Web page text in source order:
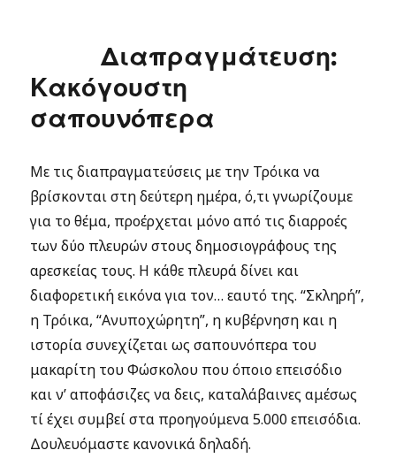
Διαπραγμάτευση:
Κακόγουστη
σαπουνόπερα
Με τις διαπραγματεύσεις με την Τρόικα να
βρίσκονται στη δεύτερη ημέρα, ό,τι γνωρίζουμε
για το θέμα, προέρχεται μόνο από τις διαρροές
των δύο πλευρών στους δημοσιογράφους της
αρεσκείας τους. Η κάθε πλευρά δίνει και
διαφορετική εικόνα για τον… εαυτό της. “Σκληρή”,
η Τρόικα, “Ανυποχώρητη”, η κυβέρνηση και η
ιστορία συνεχίζεται ως σαπουνόπερα του
μακαρίτη του Φώσκολου που όποιο επεισόδιο
και ν’ αποφάσιζες να δεις, καταλάβαινες αμέσως
τί έχει συμβεί στα προηγούμενα 5.000 επεισόδια.
Δουλευόμαστε κανονικά δηλαδή.